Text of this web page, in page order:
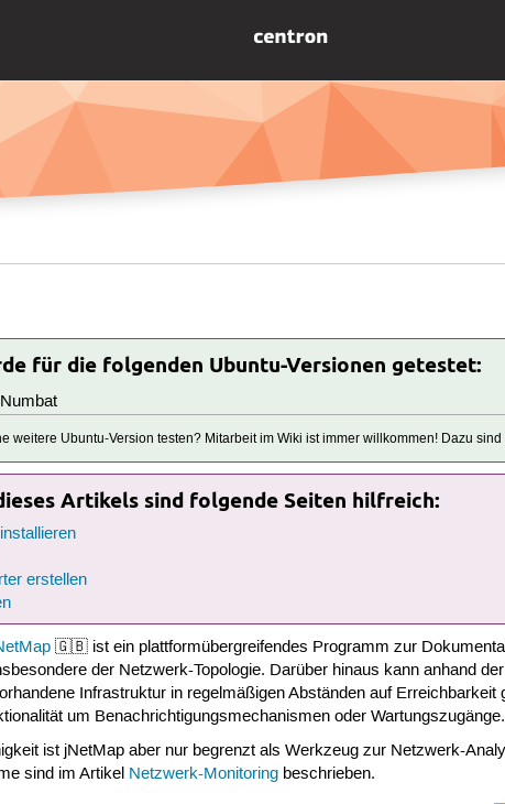
für die folgenden Ubuntu-Versionen getestet:
weitere Ubuntu-Version testen? Mitarbeit im Wiki ist immer willkommen! Dazu
Artikels sind folgende Seiten hilfreich:
erstellen
🇬🇧 ist ein plattformübergreifendes Programm zur
der Netzwerk-Topologie. Darüber hinaus kann anhand
Infrastruktur in regelmäßigen Abständen auf
um Benachrichtigungsmechanismen oder Wartungszugänge.
ist jNetMap aber nur begrenzt als Werkzeug zur Netzwerk-
sind im Artikel Netzwerk-Monitoring beschrieben.